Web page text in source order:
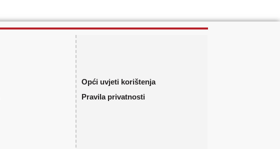
Opći uvjeti korištenja
Pravila privatnosti